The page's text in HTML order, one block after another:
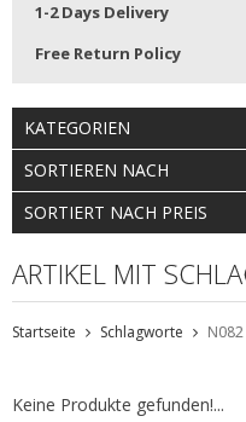
1-2 Days Delivery
Free Return Policy
KATEGORIEN
SORTIEREN NACH
SORTIERT NACH PREIS
ARTIKEL MIT
Startseite Schlagworte N082
Keine Produkte gefunden!...